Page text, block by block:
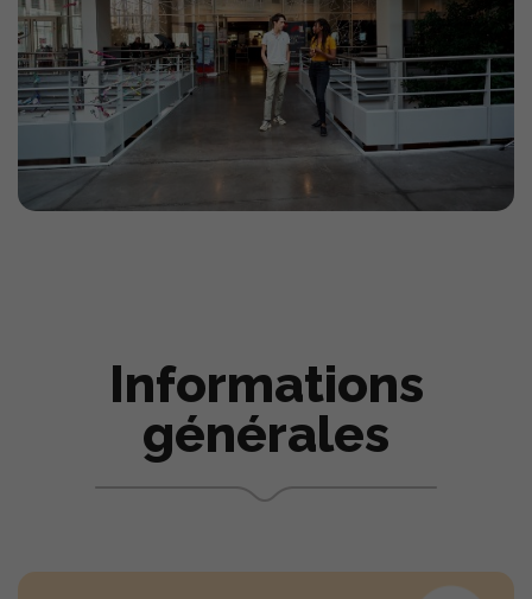
ADMISSIONS PARALLÈLES
PROFILS 3È ANNÉE
MODALITÉS DU CONCOURS
SPÉCIALITÉS
S'INSCRIRE
Informations
générales